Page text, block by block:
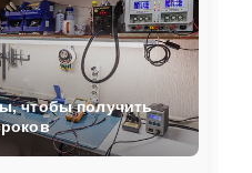
чтобы получить